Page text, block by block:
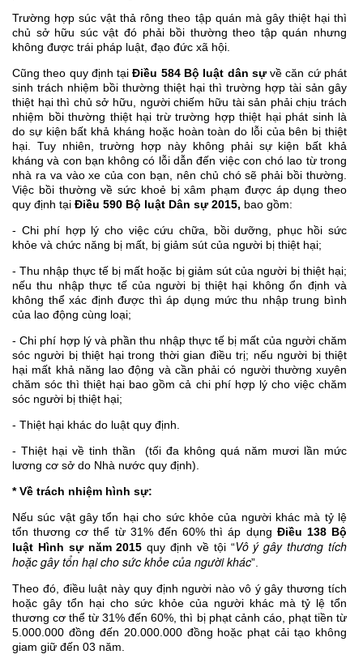
Trường hợp súc vật thả rông theo tập quán mà gây thiệt hại thì
chủ sở hữu súc vật đó phải bồi thường theo tập quán nhưng
không được trái pháp luật, đạo đức xã hội.
Cũng theo quy định tạiĐiều 584 Bộ luật dân sựvề căn cứ phát
sinh trách nhiệm bồi thường thiệt hại thì trường hợp tài sản gây
thiệt hại thì chủ sở hữu, người chiếm hữu tài sản phải chịu trách
nhiệm bồi thường thiệt hại trừ trường hợp thiệt hại phát sinh là
do sự kiện bất khả kháng hoặc hoàn toàn do lỗi của bên bị thiệt
hại. Tuy nhiên, trường hợp này không phải sự kiện bất khả
kháng và con bạn không có lỗi dẫn đến việc con chó lao từ trong
nhà ra va vào xe của con bạn, nên chủ chó sẽ phải bồi thường.
Việc bồi thường về sức khoẻ bị xâm phạm được áp dụng theo
quy định tại Điều 590 Bộ luật Dân sự 2015, bao gồm:
- Chi phí hợp lý cho việc cứu chữa, bồi dưỡng, phục hồi sức
khỏe và chức năng bị mất, bị giảm sút của người bị thiệt hại;
- Thu nhập thực tế bị mất hoặc bị giảm sút của người bị thiệt hại;
nếu thu nhập thực tế của người bị thiệt hại không ổn định và
không thể xác định được thì áp dụng mức thu nhập trung bình
của lao động cùng loại;
- Chi phí hợp lý và phần thu nhập thực tế bị mất của người chăm
sóc người bị thiệt hại trong thời gian điều trị; nếu người bị thiệt
hại mất khả năng lao động và cần phải có người thường xuyên
chăm sóc thì thiệt hại bao gồm cả chi phí hợp lý cho việc chăm
sóc người bị thiệt hại;
- Thiệt hại khác do luật quy định.
- Thiệt hại về tinh thần (tối đa không quá năm mươi lần mức
lương cơ sở do Nhà nước quy định).
* Về trách nhiệm hình sự:
Nếu súc vật gây tổn hại cho sức khỏe của người khác mà tỷ lệ
tổn thương cơ thể từ 31% đến 60% thì áp dụng Điều 138 Bộ
luật Hình sự năm 2015 quy định về tội “Vô ý gây thương tích
hoặc gây tổn hại cho sức khỏe của người khác”.
Theo đó, điều luật này quy định người nào vô ý gây thương tích
hoặc gây tổn hại cho sức khỏe của người khác mà tỷ lệ tổn
thương cơ thể từ 31% đến 60%, thì bị phạt cảnh cáo, phạt tiền từ
5.000.000 đồng đến 20.000.000 đồng hoặc phạt cải tạo không
giam giữ đến 03 năm.